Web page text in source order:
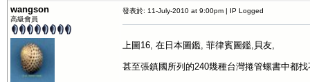
wangson
高級會員
發表於: 11-July-2010 at 9:00pm | IP Logged
上圖16, 在日本圖鑑, 菲律賓圖鑑,貝友,
甚至張鎮國所列的240幾種台灣捲管螺書中都找